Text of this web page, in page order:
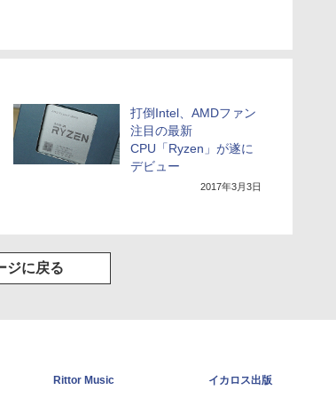
打倒Intel、AMDファン
注目の最新
CPU「Ryzen」が遂に
デビュー
2017年3月3日
ジに戻る
Rittor Music
イカロス出版